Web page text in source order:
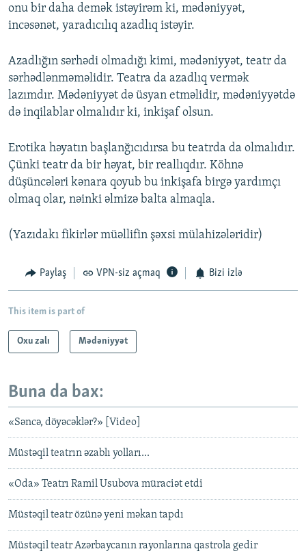
onu bir daha demək istəyirəm ki, mədəniyyət,
incəsənət, yaradıcılıq azadlıq istəyir.
Azadlığın sərhədi olmadığı kimi, mədəniyyət, teatr da
sərhədlənməməlidir. Teatra da azadlıq vermək
lazımdır. Mədəniyyət də üsyan etməlidir, mədəniyyətdə
də inqilablar olmalıdır ki, inkişaf olsun.
Erotika həyatın başlanğıcıdırsa bu teatrda da olmalıdır.
Çünki teatr da bir həyat, bir reallıqdır. Köhnə
düşüncələri kənara qoyub bu inkişafa birgə yardımçı
olmaq olar, nəinki əlmizə balta almaqla.
(Yazıdakı fikirlər müəllifin şəxsi mülahizələridir)
Paylaş VPN-siz açmaq Bizi izlə
This item is part of
Oxu zalı Mədəniyyət
Buna da bax:
«Səncə, döyəcəklər?» [Video]
Müstəqil teatrın əzablı yolları...
«Oda» Teatrı Ramil Usubova müraciət etdi
Müstəqil teatr özünə yeni məkan tapdı
Müstəqil teatr Azərbaycanın rayonlarına qastrola gedir